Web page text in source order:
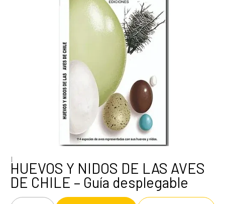
|
HUEVOS Y NIDOS DE LAS AVES
DE CHILE – Guía desplegable